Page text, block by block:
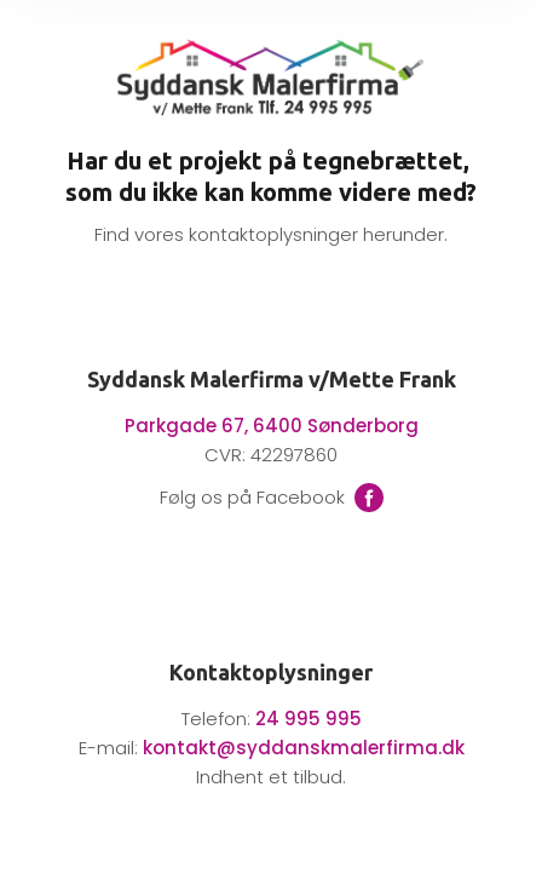
​Har du et projekt på tegnebrættet, ​
​som du ikke kan komme videre med?
Find vores kontaktoplysninger herunder.
Syddansk Malerfirma v/Mette Frank
Parkgade 67, 6400 Sønderborg
CVR: 42297860
Føl​g os på Facebook​​
Kontaktoplysninger
Telefon: ​24 995 995
E-mail: kontakt@syddanskmalerfirma.dk
Indhent et tilbud.